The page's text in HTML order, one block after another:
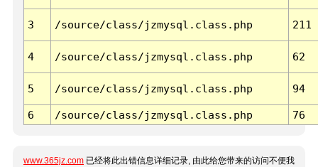
3 /source/class/jzmysql.class.php 211
4 /source/class/jzmysql.class.php 62
5 /source/class/jzmysql.class.php 94
6 /source/class/jzmysql.class.php 76
www.365jz.com 已经将此出错信息详细记录, 由此给您带来的访问不便我